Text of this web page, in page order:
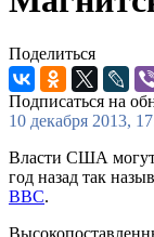
Поделиться
Подписаться на
10 декабря 2013,
Власти США могут
год назад так
BBC.